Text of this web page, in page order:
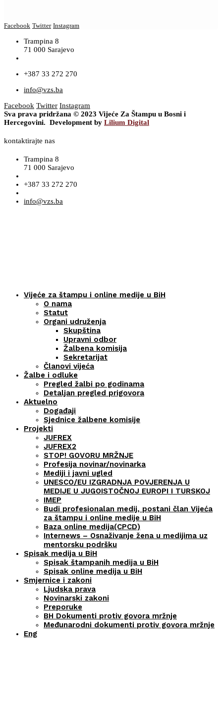
Facebook Twitter Instagram
Trampina 8
71 000 Sarajevo
+387 33 272 270
info@vzs.ba
Facebook Twitter Instagram
Sva prava pridržana © 2023 Vijeće Za Štampu u Bosni i
Hercegovini. Development by Lilium Digital
kontaktirajte nas
Trampina 8
71 000 Sarajevo
+387 33 272 270
info@vzs.ba
Vijeće za štampu i online medije u BiH
O nama
Statut
Organi udruženja
Skupština
Upravni odbor
Žalbena komisija
Sekretarijat
Članovi vijeća
Žalbe i odluke
Pregled žalbi po godinama
Detaljan pregled prigovora
Aktuelno
Događaji
Sjednice žalbene komisije
Projekti
JUFREX
JUFREX2
STOP! GOVORU MRŽNJE
Profesija novinar/novinarka
Mediji i javni ugled
UNESCO/EU IZGRADNJA POVJERENJA U
MEDIJE U JUGOISTOČNOJ EUROPI I TURSKOJ
IMEP
Budi profesionalan medij, postani član Vijeća
za štampu i online medije u BiH
Baza online medija(CPCD)
Internews – Osnaživanje žena u medijima uz
mentorsku podršku
Spisak medija u BiH
Spisak štampanih medija u BiH
Spisak online medija u BiH
Smjernice i zakoni
Ljudska prava
Novinarski zakoni
Preporuke
BH Dokumenti protiv govora mržnje
Međunarodni dokumenti protiv govora mržnje
Eng